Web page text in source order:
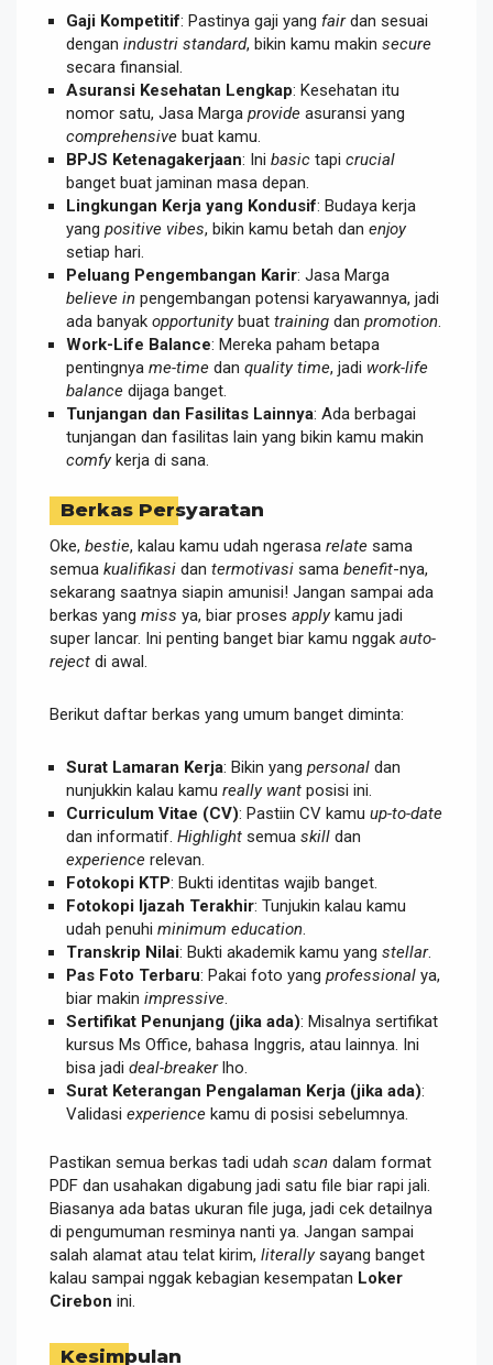
Gaji Kompetitif: Pastinya gaji yang fairdan sesuai
dengan industri standard, bikin kamu makin secure
secara finansial.
Asuransi Kesehatan Lengkap: Kesehatan itu
nomor satu, Jasa Marga provide asuransi yang
comprehensive buat kamu.
BPJS Ketenagakerjaan: Ini basic tapi crucial
banget buat jaminan masa depan.
Lingkungan Kerja yang Kondusif: Budaya kerja
yang positive vibes, bikin kamu betah dan enjoy
setiap hari.
Peluang Pengembangan Karir: Jasa Marga
believe in pengembangan potensi karyawannya, jadi
ada banyak opportunitybuat training dan promotion
Work-Life Balance: Mereka paham betapa
pentingnya me-time dan quality time, jadi work-life
balance dijaga banget.
Tunjangan dan Fasilitas Lainnya: Ada berbagai
tunjangan dan fasilitas lain yang bikin kamu makin
comfykerja di sana.
Berkas Persyaratan
Oke, bestie, kalau kamu udah ngerasa relate sama
semua kualifikasi dan termotivasi sama benefit-nya,
sekarang saatnya siapin amunisi! Jangan sampai ada
berkas yang miss ya, biar proses applykamu jadi
super lancar. Ini penting banget biar kamu nggak auto-
reject di awal.
Berikut daftar berkas yang umum banget diminta:
Surat Lamaran Kerja: Bikin yang personal dan
nunjukkin kalau kamu really want posisi ini.
Curriculum Vitae (CV): Pastiin CV kamu up-to-date
dan informatif. Highlight semua skill dan
experience relevan.
Fotokopi KTP: Bukti identitas wajib banget.
Fotokopi Ijazah Terakhir: Tunjukin kalau kamu
udah penuhi minimum education.
Transkrip Nilai: Bukti akademik kamu yang stellar.
Pas Foto Terbaru: Pakai foto yang professional ya,
biar makin impressive.
Sertifikat Penunjang (jika ada): Misalnya sertifikat
kursus Ms Office, bahasa Inggris, atau lainnya. Ini
bisa jadi deal-breakerlho.
Surat Keterangan Pengalaman Kerja (jika ada):
Validasi experience kamu di posisi sebelumnya.
Pastikan semua berkas tadi udah scan dalam format
PDF dan usahakan digabung jadi satu file biar rapi jali.
Biasanya ada batas ukuran file juga, jadi cek detailnya
di pengumuman resminya nanti ya. Jangan sampai
salah alamat atau telat kirim, literallysayang banget
kalau sampai nggak kebagian kesempatan Loker
Cirebon ini.
Kesimpulan